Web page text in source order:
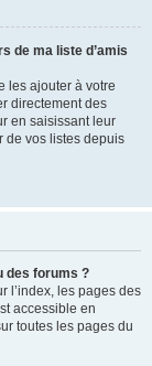
de ma liste d’amis
les ajouter à votre
directement des
en saisissant leur
de vos listes depuis
des forums ?
l’index, les pages des
accessible en
toutes les pages du